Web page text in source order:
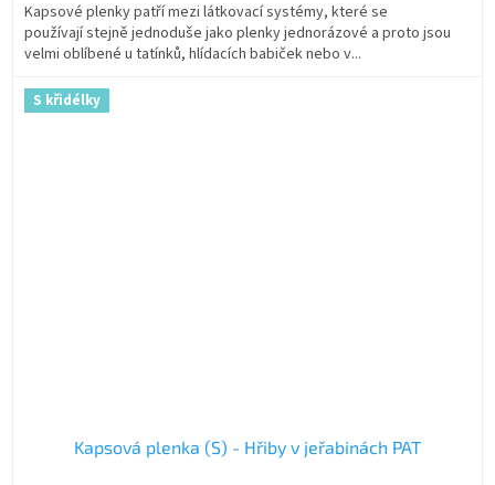
Kapsové plenky patří mezi látkovací systémy, které se
používají stejně jednoduše jako plenky jednorázové a proto jsou
velmi oblíbené u tatínků, hlídacích babiček nebo v...
S křidélky
Kapsová plenka (S) - Hřiby v jeřabinách PAT